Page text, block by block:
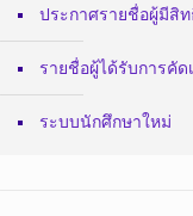
ประกาศรายชื่อผู้มีสิ
รายชื่อผู้ได้รับการคัด
ระบบนักศึกษาใหม่